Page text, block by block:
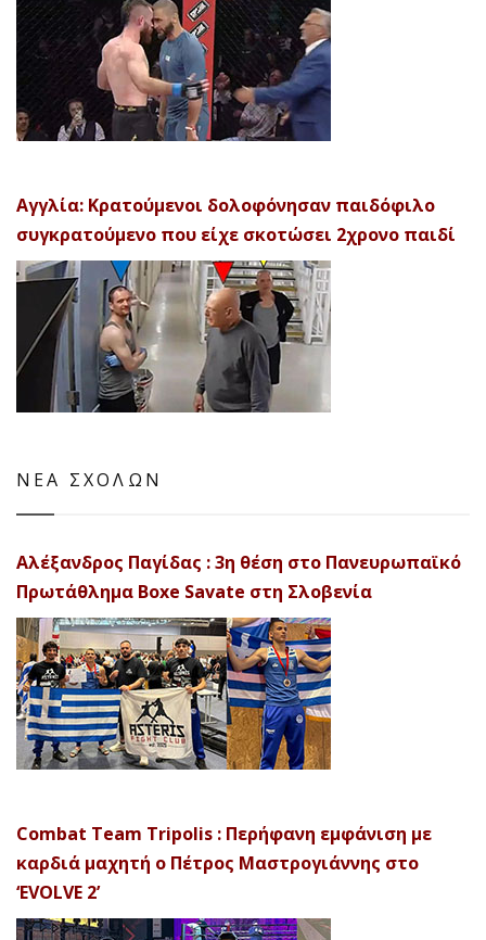
Αγγλία: Κρατούμενοι δολοφόνησαν παιδόφιλο
συγκρατούμενο που είχε σκοτώσει 2χρονο παιδί
ΝΕΑ ΣΧΟΛΩΝ
Αλέξανδρος Παγίδας : 3η θέση στο Πανευρωπαϊκό
Πρωτάθλημα Boxe Savate στη Σλοβενία
Combat Team Tripolis : Περήφανη εμφάνιση με
καρδιά μαχητή ο Πέτρος Μαστρογιάννης στο
‘EVOLVE 2’